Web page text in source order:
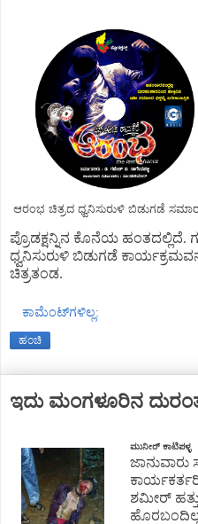
ಆರಂಭ ಚಿತ್ರದ ಧ್ವನಿಸುರುಳಿ ಬಿಡುಗಡೆ
ಪ್ರೊಡಕ್ಷನ್ನಿನ ಕೊನೆಯ ಹಂತದಲ್ಲಿದೆ.
ಧ್ವನಿಸುರುಳಿ ಬಿಡುಗಡೆ
ಚಿತ್ರತಂಡ.
ಕಾಮೆಂಟ್‌ಗಳಿಲ್ಲ:
ಹಂಚಿ
ಇದು ಮಂಗಳೂರಿನ
ಮುನೀರ್ ಕಾಟಿಪಳ್ಳ
ಶಮೀರ್